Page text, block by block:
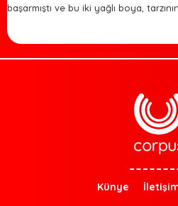
başarmıştı ve bu iki yağlı boya,
Künye